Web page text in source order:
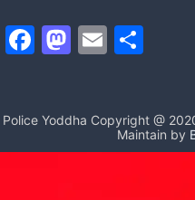
F
e
b
M
o
d
E
l
e
Police Yoddha Copyright @
Maintain by